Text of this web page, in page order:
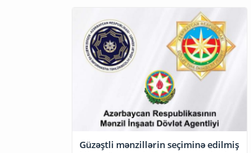
Güzəştli mənzillərin seçiminə edilmiş